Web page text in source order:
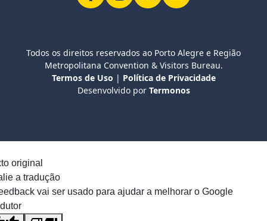
Todos os direitos reservados ao Porto Alegre e Região
Metropolitana Convention & Visitors Bureau.
Termos de Uso | Política de Privacidade
Desenvolvido por Termonos
original
a tradução
vai ser usado para ajudar a melhorar o Google